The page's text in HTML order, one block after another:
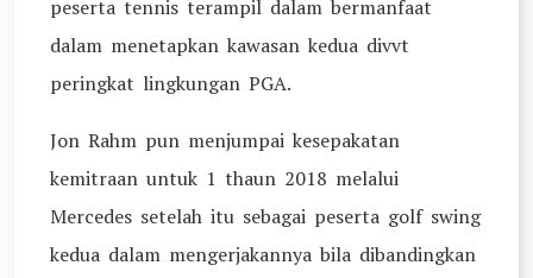
peserta tennis terampil dalam bermanfaat
dalam menetapkan kawasan kedua divvt
peringkat lingkungan PGA.
Jon Rahm pun menjumpai kesepakatan
kemitraan untuk 1 thaun 2018 melalui
Mercedes setelah itu sebagai peserta golf swing
kedua dalam mengerjakannya bila dibandingkan